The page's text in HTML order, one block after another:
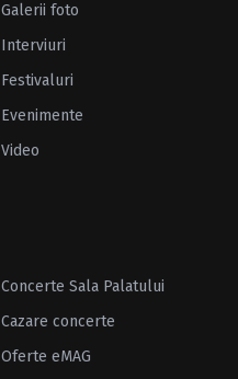
Galerii foto
Interviuri
Festivaluri
Evenimente
Video
Concerte Sala Palatului
Cazare concerte
Oferte eMAG